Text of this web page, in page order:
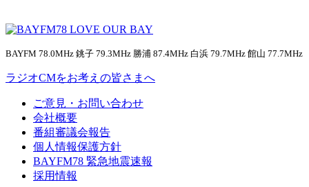
BAYFM 78.0MHz 銚子 79.3MHz 勝浦 87.4MHz 白浜 79.7MHz 館山 77.7MHz
ラジオCMをお考えの皆さまへ
ご意見・お問い合わせ
会社概要
番組審議会報告
個人情報保護方針
BAYFM78 緊急地震速報
採用情報